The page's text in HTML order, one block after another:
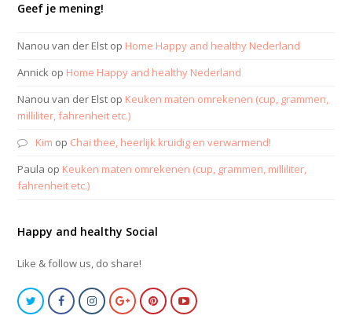
Geef je mening!
Nanou van der Elst op Home Happy and healthy Nederland
Annick op Home Happy and healthy Nederland
Nanou van der Elst op Keuken maten omrekenen (cup, grammen,
milliliter, fahrenheit etc.)
Kim op Chai thee, heerlijk kruidig en verwarmend!
Paula op Keuken maten omrekenen (cup, grammen, milliliter,
fahrenheit etc.)
Happy and healthy Social
Like & follow us, do share!